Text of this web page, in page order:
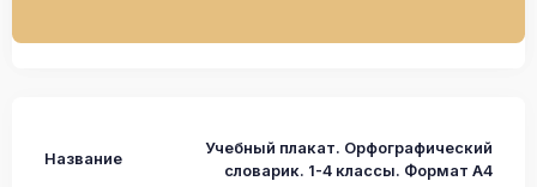
Название
Учебный плакат. Орфографический
словарик. 1-4 классы. Формат А4